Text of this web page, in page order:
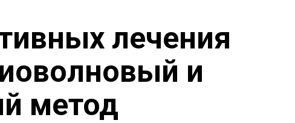
лечения
и
метод